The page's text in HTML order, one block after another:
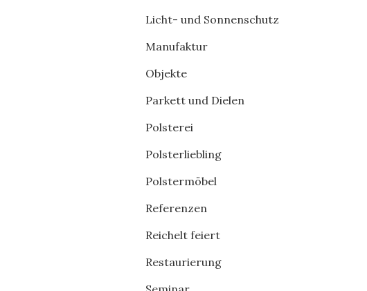
Licht- und Sonnenschutz
Manufaktur
Objekte
Parkett und Dielen
Polsterei
Polsterliebling
Polstermöbel
Referenzen
Reichelt feiert
Restaurierung